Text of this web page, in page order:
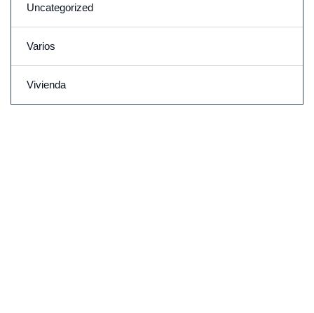
Uncategorized
Varios
Vivienda